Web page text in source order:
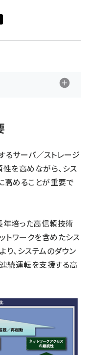
るサーバ／ストレージ
を高めながら、シス
高めることが重要で
培った高信頼技術
トワークを含めたシス
、システムのダウン
続運転を支援する高